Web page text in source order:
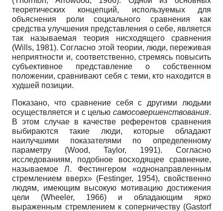
теоретических концепций, используемых для
объяснения роли социального сравнения как
средства улучшения представления о себе, является
так называемая теория нисходящего сравнения
(Wills, 1981). Согласно этой теории, люди, переживая
неприятности и, соответственно, стремясь повысить
субъективное представление о собственном
положении, сравнивают себя с теми, кто находится в
худшей позиции.
Показано, что сравнение себя с другими людьми
осуществляется и с целью самосовершенствования.
В этом случае в качестве референтов сравнения
выбираются такие люди, которые обладают
наилучшими показателями по определенному
параметру (Wood, Taylor, 1991). Согласно
исследованиям, подобное восходящее сравнение,
называемое Л. Фестингером «однонаправленным
стремлением вверх» (Festinger, 1954), свойственно
людям, имеющим высокую мотивацию достижения
цели (Wheeler, 1966) и обладающим ярко
выраженным стремлением к соперничеству (Gastorf